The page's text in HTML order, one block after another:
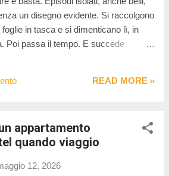
un disegno evidente. Si raccolgono
in tasca e si dimenticano lì, in
Poi passa il tempo. E succede
permettesse ai fili di distendersi e
che ho incontrato in questi ultimi dieci
sono stati solo incontri, ma una
Inizialmente non li vedevo come
READ MORE »
appartamento
quando viaggio
12, 2026